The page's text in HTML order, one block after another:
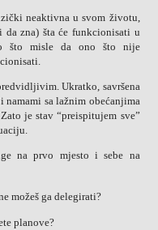
neaktivna u svom životu,
zna) šta će funkcionisati u
što misle da ono što nije
Ukratko, savršena
namami sa lažnim obećanjima
je stav “preispitujem sve”
na prvo mjesto i sebe na
možeš ga delegirati?
planove?